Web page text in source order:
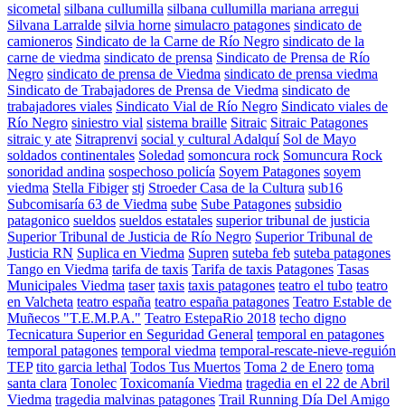
sicometal silbana cullumilla silbana cullumilla mariana arregui
Silvana Larralde silvia horne simulacro patagones sindicato de
camioneros Sindicato de la Carne de Río Negro sindicato de la
carne de viedma sindicato de prensa Sindicato de Prensa de Río
Negro sindicato de prensa de Viedma sindicato de prensa viedma
Sindicato de Trabajadores de Prensa de Viedma sindicato de
trabajadores viales Sindicato Vial de Río Negro Sindicato viales de
Río Negro siniestro vial sistema braille Sitraic Sitraic Patagones
sitraic y ate Sitraprenvi social y cultural Adalquí Sol de Mayo
soldados continentales Soledad somoncura rock Somuncura Rock
sonoridad andina sospechoso policía Soyem Patagones soyem
viedma Stella Fibiger stj Stroeder Casa de la Cultura sub16
Subcomisaría 63 de Viedma sube Sube Patagones subsidio
patagonico sueldos sueldos estatales superior tribunal de justicia
Superior Tribunal de Justicia de Río Negro Superior Tribunal de
Justicia RN Suplica en Viedma Supren suteba feb suteba patagones
Tango en Viedma tarifa de taxis Tarifa de taxis Patagones Tasas
Municipales Viedma taser taxis taxis patagones teatro el tubo teatro
en Valcheta teatro españa teatro españa patagones Teatro Estable de
Muñecos "T.E.M.P.A." Teatro EstepaRio 2018 techo digno
Tecnicatura Superior en Seguridad General temporal en patagones
temporal patagones temporal viedma temporal-rescate-nieve-reguión
TEP tito garcia lethal Todos Tus Muertos Toma 2 de Enero toma
santa clara Tonolec Toxicomanía Viedma tragedia en el 22 de Abril
Viedma tragedia malvinas patagones Trail Running Día Del Amigo